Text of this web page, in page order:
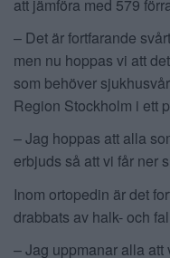
att jämföra med 579
– Det är fortfarande
men nu hoppas vi att
som behöver
Region Stockholm i ett
– Jag hoppas att alla
erbjuds så att vi får ner
Inom ortopedin är det
drabbats av halk- och
– Jag uppmanar alla